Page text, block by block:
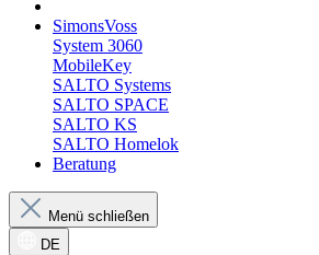
SimonsVoss
System 3060
MobileKey
SALTO Systems
SALTO SPACE
SALTO KS
SALTO Homelok
Beratung
Menü schließen
DE